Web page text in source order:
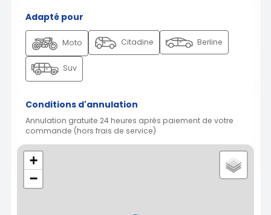
Adapté pour
Moto Citadine Berline
Suv
Conditions d'annulation
Annulation gratuite 24 heures après paiement de votre
commande (hors frais de service)
+
−